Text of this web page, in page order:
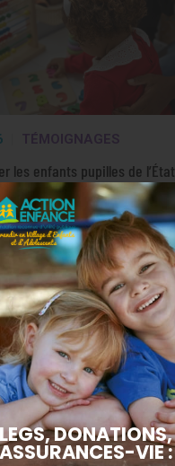
TÉMOIGNAGES
les enfants pupilles de l’État
PARTENARIATS
écoenvironnementale